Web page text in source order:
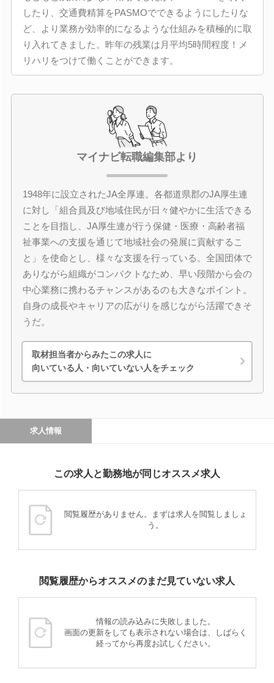
したり、交通費精算をPASMOでできるようにしたりな
ど、より業務が効率的になるような仕組みを積極的に取
り入れてきました。昨年の残業は月平均5時間程度！メ
リハリをつけて働くことができます。
マイナビ転職編集部より
1948年に設立されたJA全厚連。各都道県郡のJA厚生連
に対し「組合員及び地域住民が日々健やかに生活できる
ことを目指し、JA厚生連が行う保健・医療・高齢者福
祉事業への支援を通じて地域社会の発展に貢献するこ
と」を使命とし、様々な支援を行っている。全国団体で
ありながら組織がコンパクトなため、早い段階から会の
中心業務に携わるチャンスがあるのも大きなポイント。
自身の成長やキャリアの広がりを感じながら活躍できそ
うだ。
取材担当者からみたこの求人に
向いている人・向いていない人をチェック
求人情報
この求人と勤務地が同じオススメ求人
閲覧履歴がありません。まずは求人を閲覧しましょ
う。
閲覧履歴からオススメのまだ見ていない求人
情報の読み込みに失敗しました。
画面の更新をしても表示されない場合は、しばらく
経ってから再度お試しください。